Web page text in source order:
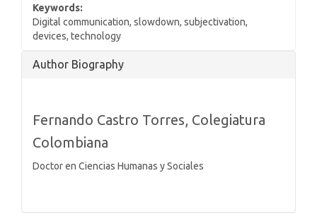
Keywords:
Digital communication, slowdown, subjectivation,
devices, technology
Article
Author Biography
Fernando Castro Torres, Colegiatura
Colombiana
Doctor en Ciencias Humanas y Sociales